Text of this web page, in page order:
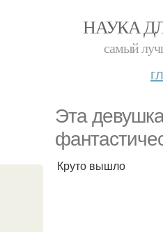
НАУКА
самый
Эта
Круто вышло